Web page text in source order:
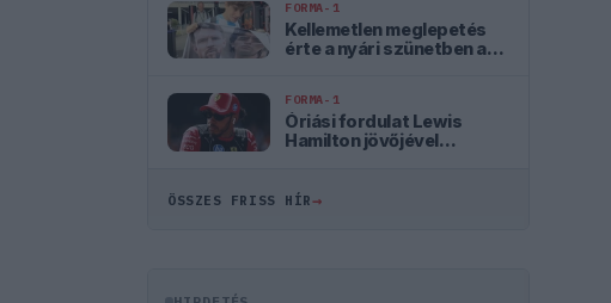
FORMA-1
Kellemetlen meglepetés
érte a nyári szünetben a
FORMA-1
Óriási fordulat Lewis
Hamilton jövőjével
ÖSSZES FRISS HÍR→